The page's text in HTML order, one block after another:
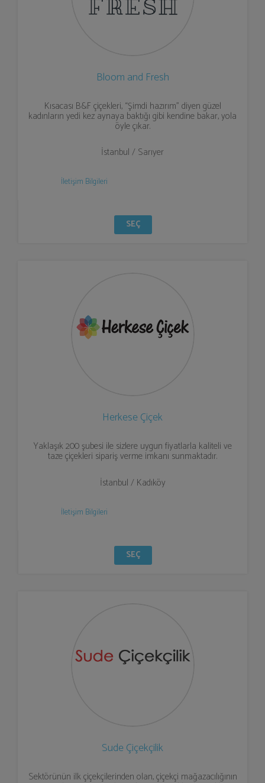
Bloom and Fresh
Kısacası B&F çiçekleri, “Şimdi hazırım” diyen güzel
kadınların yedi kez aynaya baktığı gibi kendine bakar, yola
öyle çıkar.
İstanbul / Sarıyer
İletişim Bilgileri
SEÇ
Herkese Çiçek
Yaklaşık 200 şubesi ile sizlere uygun fiyatlarla kaliteli ve
taze çiçekleri sipariş verme imkanı sunmaktadır.
İstanbul / Kadıköy
İletişim Bilgileri
SEÇ
Sude Çiçekçilik
Sektörünün ilk çiçekçilerinden olan, çiçekçi mağazacılığının